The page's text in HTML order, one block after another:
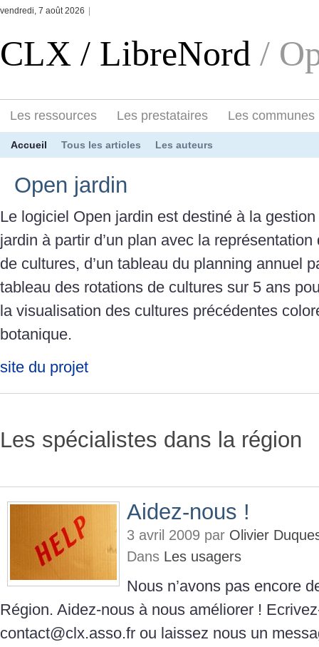
vendredi, 7 août 2026
CLX / LibreNord /
Les ressources Les prestataires Les communes
Accueil Tous les articles Les auteurs
Open jardin
Le logiciel Open jardin est destiné à la gestion
jardin à partir d’un plan avec la
de cultures, d’un tableau du planning annuel
tableau des rotations de cultures sur 5 ans
la visualisation des cultures précédentes
botanique.
site du projet
Les spécialistes dans la région
Aidez-nous !
3 avril 2009 par Olivier
Dans Les usagers
Nous n’avons pas encore
Région. Aidez-nous à nous améliorer !
contact@clx.asso.fr ou laissez nous un